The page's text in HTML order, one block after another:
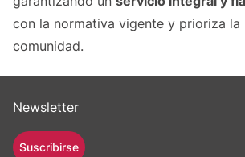
con la normativa vigente y prioriza
comunidad.
Newsletter
Suscribirse